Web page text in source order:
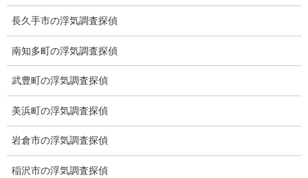
Toshin.Sakuraビル 10F
ベストビル6B
【出張面談いたします】
子供のお迎え、パート、お仕事の都合などで、お時間のない方、
長久手市の浮気調査探偵
南知多町の浮気調査探偵
武豊町の浮気調査探偵
美浜町の浮気調査探偵
岩倉市の浮気調査探偵
稲沢市の浮気調査探偵